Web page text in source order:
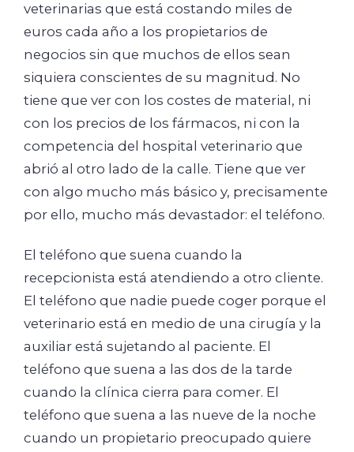
veterinarias que está costando miles de
euros cada año a los propietarios de
negocios sin que muchos de ellos sean
siquiera conscientes de su magnitud. No
tiene que ver con los costes de material, ni
con los precios de los fármacos, ni con la
competencia del hospital veterinario que
abrió al otro lado de la calle. Tiene que ver
con algo mucho más básico y, precisamente
por ello, mucho más devastador: el teléfono.
El teléfono que suena cuando la
recepcionista está atendiendo a otro cliente.
El teléfono que nadie puede coger porque el
veterinario está en medio de una cirugía y la
auxiliar está sujetando al paciente. El
teléfono que suena a las dos de la tarde
cuando la clínica cierra para comer. El
teléfono que suena a las nueve de la noche
cuando un propietario preocupado quiere